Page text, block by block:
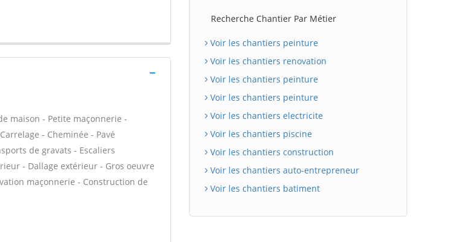
maison - Petite maçonnerie -
- Cheminée - Pavé
de gravats - Escaliers
- Dallage extérieur - Gros oeuvre
maçonnerie - Construction de
Recherche Chantier Par Métier
Voir les chantiers peinture
Voir les chantiers renovation
Voir les chantiers peinture
Voir les chantiers peinture
Voir les chantiers electricite
Voir les chantiers piscine
Voir les chantiers construction
Voir les chantiers auto-entrepreneur
Voir les chantiers batiment